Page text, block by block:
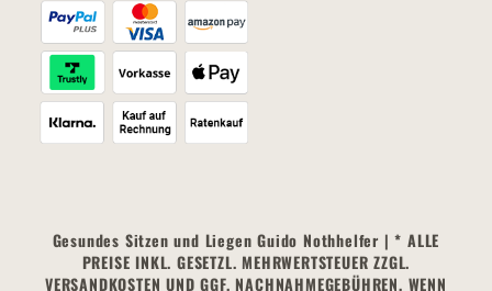
Gesundes Sitzen und Liegen Guido Nothhelfer | * ALLE
PREISE INKL. GESETZL. MEHRWERTSTEUER ZZGL.
VERSANDKOSTEN UND GGF. NACHNAHMEGEBÜHREN, WENN